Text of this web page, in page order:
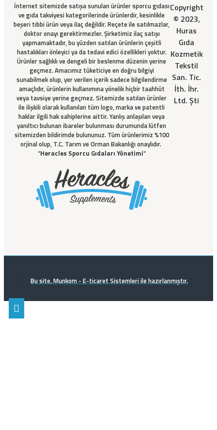
İnternet sitemizde satışa sunulan ürünler sporcu gıdası
ve gıda takviyesi kategorilerinde ürünlerdir, kesinlikle
beşeri tıbbi ürün veya ilaç değildir. Reçete ile satılmazlar,
doktor onayı gerektirmezler. Şirketimiz ilaç satışı
yapmamaktadır, bu yüzden satılan ürünlerin çeşitli
hastalıkları önleyici ya da tedavi edici özellikleri yoktur.
Ürünler sağlıklı ve dengeli bir beslenme düzenin yerine
geçmez. Amacımız tüketiciye en doğru bilgiyi
sunabilmek olup, yer verilen içerik sadece bilgilendirme
amaçlıdır, ürünlerin kullanımına yönelik hiçbir taahhüt
veya tavsiye yerine geçmez. Sitemizde satılan ürünler
ile ilişkili olarak kullanılan tüm logo, marka ve patentli
haklar ilgili hak sahiplerine aittir. Yanlış anlaşılan veya
yanıltıcı bulunan ibareler bulunması durumunda lütfen
sitemizden bildirimde bulununuz. Tüm ürünlerimiz %100
orjinal olup, T.C. Tarım ve Orman Bakanlığı onaylıdır.
“Heracles Sporcu Gıdaları Yönetimi”
Copyright
© 2023,
Huras
Gıda
Kozmetik
Tekstil
San. Tic.
İth. İhr.
Ltd. Şti
Bu site, Munkom - E-ticaret Sistemleri ile hazırlanmıştır.